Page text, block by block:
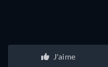
J'aime